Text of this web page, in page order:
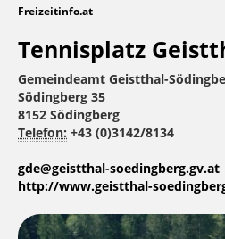
Freizeitinfo.at
Tennisplatz
Gemeindeamt Geistthal-
Södingberg 35
8152 Södingberg
Telefon: +43 (0)3142/8134
gde@geistthal-soedingberg.gv.at
http://www.geistthal-